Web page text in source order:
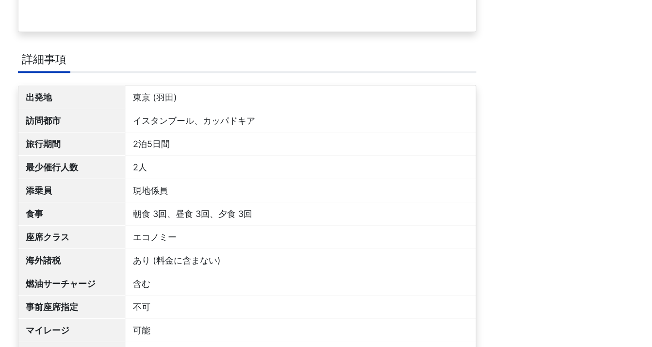
詳細事項
出発地 東京 (羽田)
訪問都市 イスタンブール、カッパドキア
旅行期間 2泊5日間
最少催行人数 2人
添乗員 現地係員
食事 朝食 3回、昼食 3回、夕食 3回
座席クラス エコノミー
海外諸税 あり (料金に含まない)
燃油サーチャージ 含む
事前座席指定 不可
マイレージ 可能